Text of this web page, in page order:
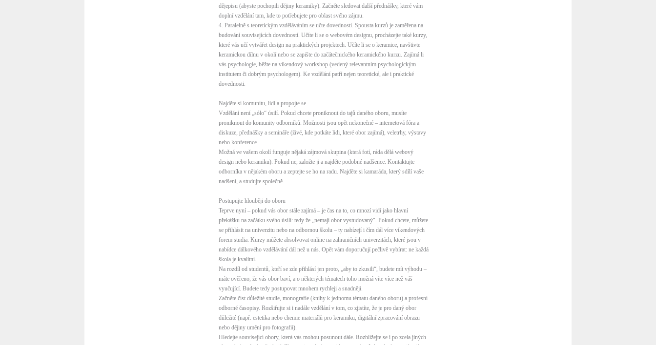
dějepisu (abyste pochopili dějiny keramiky). Začněte sledovat další přednášky, které vám
doplní vzdělání tam, kde to potřebujete pro oblast svého zájmu.
4. Paralelně s teoretickým vzděláváním se učte dovednosti. Spousta kurzů je zaměřena na
budování souvisejících dovedností. Učíte li se o webovém designu, procházejte také kurzy,
které vás učí vytvářet design na praktických projektech. Učíte li se o keramice, navštivte
keramickou dílnu v okolí nebo se zapište do začátečnického keramického kurzu. Zajímá li
vás psychologie, běžte na víkendový workshop (vedený relevantním psychologickým
institutem či dobrým psychologem). Ke vzdělání patří nejen teoretické, ale i praktické
dovednosti.
Najděte si komunitu, lidi a propojte se
Vzdělání není „sólo“ úsilí. Pokud chcete proniknout do tajů daného oboru, musíte
proniknout do komunity odborníků. Možnosti jsou opět nekonečné – internetová fóra a
diskuze, přednášky a semináře (živé, kde potkáte lidi, které obor zajímá), veletrhy, výstavy
nebo konference.
Možná ve vašem okolí funguje nějaká zájmová skupina (která fotí, ráda dělá webový
design nebo keramiku). Pokud ne, založte ji a najděte podobné nadšence. Kontaktujte
odborníka v nějakém oboru a zeptejte se ho na radu. Najděte si kamaráda, který sdílí vaše
nadšení, a studujte společně.
Postupujte hlouběji do oboru
Teprve nyní – pokud vás obor stále zajímá – je čas na to, co mnozí vidí jako hlavní
překážku na začátku svého úsilí: tedy že „nemají obor vystudovaný". Pokud chcete, můžete
se přihlásit na univerzitu nebo na odbornou školu – ty nabízejí i čím dál více víkendových
forem studia. Kurzy můžete absolvovat online na zahraničních univerzitách, které jsou v
nabídce dálkového vzdělávání dál než u nás. Opět vám doporučují pečlivě vybírat: ne každá
škola je kvalitní.
Na rozdíl od studentů, kteří se zde přihlásí jen proto, „aby to zkusili“, budete mít výhodu –
máte ověřeno, že vás obor baví, a o některých tématech toho možná víte více než váš
vyučující. Budete tedy postupovat mnohem rychleji a snadněji.
Začněte číst důležité studie, monografie (knihy k jednomu tématu daného oboru) a profesní
odborné časopisy. Rozšiřujte si i nadále vzdělání v tom, co zjistíte, že je pro daný obor
důležité (např. estetika nebo chemie materiálů pro keramiku, digitální zpracování obrazu
nebo dějiny umění pro fotografii).
Hledejte související obory, která vás mohou posunout dále. Rozhlížejte se i po zcela jiných